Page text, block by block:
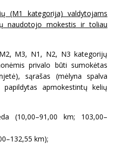
(M1 kategorija) valdytojams
naudotojo mokestis ir toliau
M3, N1, N2, N3 kategorijų
privalo būti sumokėtas
sąrašas (mėlyna spalva
apmokestintų kelių
(10,00–91,00 km; 103,00–
km);